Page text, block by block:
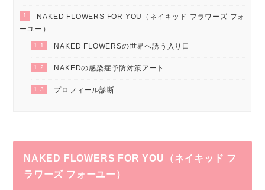
1
NAKED FLOWERS FOR YOU（ネイキッド フラワーズ フォ
ーユー）
1.1 NAKED FLOWERSの世界へ誘う入り口
1.2 NAKEDの感染症予防対策アート
1.3 プロフィール診断
NAKED FLOWERS FOR YOU（ネイキッド フ
ラワーズ フォーユー）